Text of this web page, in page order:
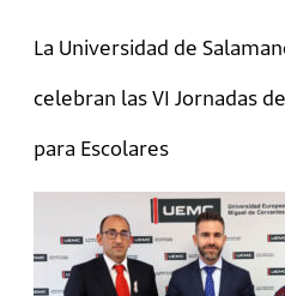
La Universidad de
celebran las VI Jornadas
para Escolares